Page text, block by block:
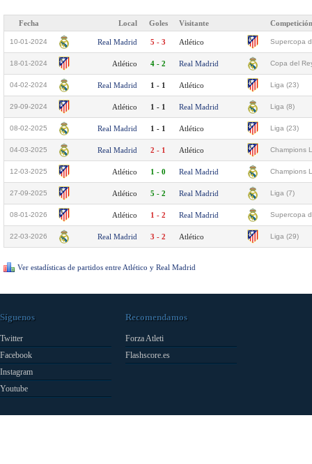
Fecha Local Goles Visitante Competición
10-01-2024 Real Madrid 5 - 3 Atlético Supercopa
18-01-2024 Atlético 4 - 2 Real Madrid Copa del
04-02-2024 Real Madrid 1 - 1 Atlético Liga (23)
29-09-2024 Atlético 1 - 1 Real Madrid Liga (8)
08-02-2025 Real Madrid 1 - 1 Atlético Liga (23)
04-03-2025 Real Madrid 2 - 1 Atlético Champions
12-03-2025 Atlético 1 - 0 Real Madrid Champions
27-09-2025 Atlético 5 - 2 Real Madrid Liga (7)
08-01-2026 Atlético 1 - 2 Real Madrid Supercopa
22-03-2026 Real Madrid 3 - 2 Atlético Liga (29)
Ver estadísticas de partidos entre Atlético y Real Madrid
Síguenos
Twitter
Facebook
Instagram
Youtube
Recomendamos
Forza Atleti
Flashscore.es